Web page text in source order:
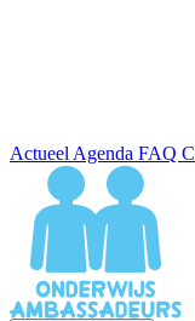
Actueel Agenda FAQ